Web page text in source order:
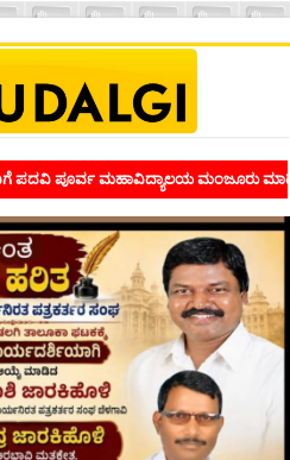
ಪದವಿ ಪೂರ್ವ ಮಹಾವಿದ್ಯಾಲಯ ಮಂಜೂರು